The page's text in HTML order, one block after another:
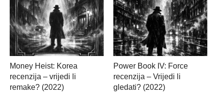
Money Heist: Korea
recenzija – vrijedi li
remake? (2022)
Power Book IV: Force
recenzija – Vrijedi li
gledati? (2022)